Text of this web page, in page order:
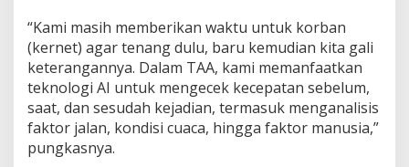
n
M
u
a
t
a
I
“Kami masih memberikan waktu untuk korban
(kernet) agar tenang dulu, baru kemudian kita gali
keterangannya. Dalam TAA, kami memanfaatkan
teknologi AI untuk mengecek kecepatan sebelum,
saat, dan sesudah kejadian, termasuk menganalisis
faktor jalan, kondisi cuaca, hingga faktor manusia,”
pungkasnya.